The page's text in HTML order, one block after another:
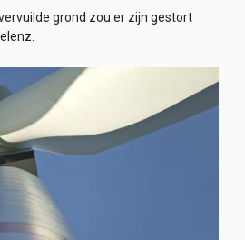
grond zou er zijn gestort